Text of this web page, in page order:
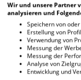
Wir und unsere Partner
analysieren und
Speichern von
Erstellung von
Verwendung von
Messung der
Messung der
Analyse von
Entwicklung und